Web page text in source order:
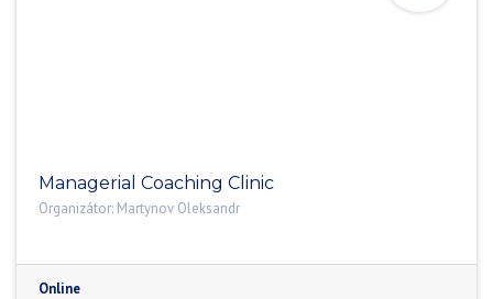
Managerial Coaching Clinic
Organizátor: Martynov Oleksandr
Online